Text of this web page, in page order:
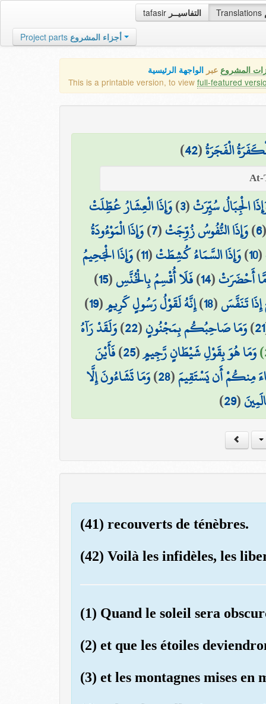
tafasir التفاسيــر Translations
Project parts أجزاء المشروع
المشروع عبر الواجهة الرئيسية
This is a printable version, to view full-featured
الْفَجَرَةُ(
42
)
الْجِبَالُ سُيِّرَتْ(
3
)وَإِذَا الْعِشَارُ عُطِّلَتْ
6
)وَإِذَا النُّفُوسُ زُوِّجَتْ(
7
)وَإِذَا الْمَوْءُودَةُ
(
10
)وَإِذَا السَّمَاءُ كُشِطَتْ(
11
)وَإِذَا الْجَحِيمُ
أَحْضَرَتْ(
14
)فَلَا أُقْسِمُ بِالْخُنَّسِ(
15
)
تَنَفَّسَ(
18
)إِنَّهُ لَقَوْلُ رَسُولٍ كَرِيمٍ(
19
)
21
)وَمَا صَاحِبُكُم بِمَجْنُونٍ(
22
)وَلَقَدْ رَآهُ
وَمَا هُوَ بِقَوْلِ شَيْطَانٍ رَّجِيمٍ(
25
)فَأَيْنَ
مِنكُمْ أَن يَسْتَقِيمَ(
28
)وَمَا تَشَاءُونَ إِلَّا
(
29
)
(41) recouverts de ténèbres.
(42) Voilà les infidèles, les
(1) Quand le soleil sera
(2) et que les étoiles
(3) et les montagnes mises en